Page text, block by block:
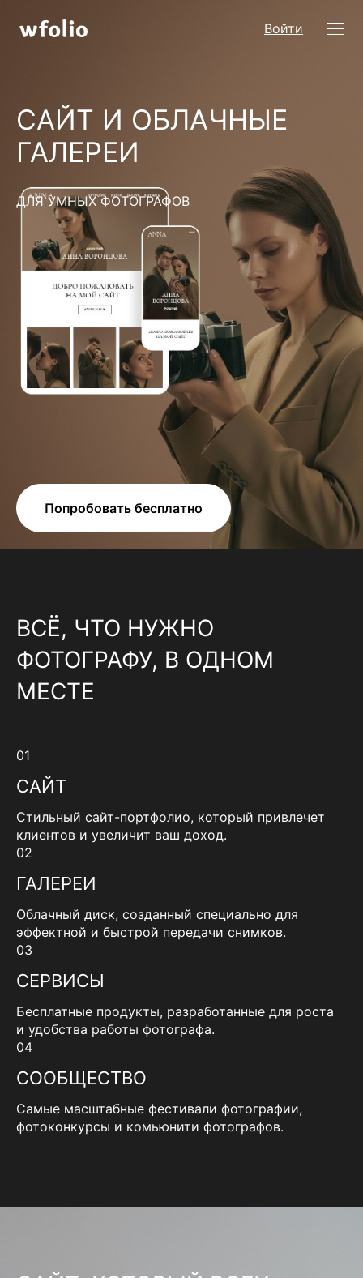
Войти
САЙТ И ОБЛАЧНЫЕ
ГАЛЕРЕИ
ДЛЯ УМНЫХ ФОТОГРАФОВ
Попробовать бесплатно
ВСЁ, ЧТО НУЖНО
ФОТОГРАФУ, В ОДНОМ
МЕСТЕ
01
САЙТ
Стильный сайт-портфолио, который привлечет
клиентов и увеличит ваш доход.
02
ГАЛЕРЕИ
Облачный диск, созданный специально для
эффектной и быстрой передачи снимков.
03
СЕРВИСЫ
Бесплатные продукты, разработанные для роста
и удобства работы фотографа.
04
СООБЩЕСТВО
Самые масштабные фестивали фотографии,
фотоконкурсы и комьюнити фотографов.